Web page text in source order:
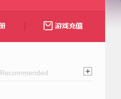
Recommended